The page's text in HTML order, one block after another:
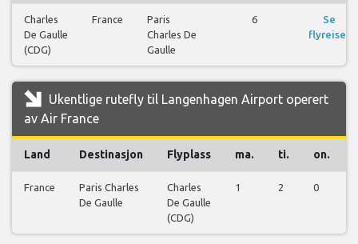
Charles
De Gaulle
(CDG)
France
Paris
Charles De
Gaulle
6
Se
flyreiser
Ukentlige rutefly til Langenhagen Airport operert
av Air France
Land Destinasjon Flyplass ma. ti. on.
France
Paris Charles
De Gaulle
Charles
De Gaulle
(CDG)
1 2 0